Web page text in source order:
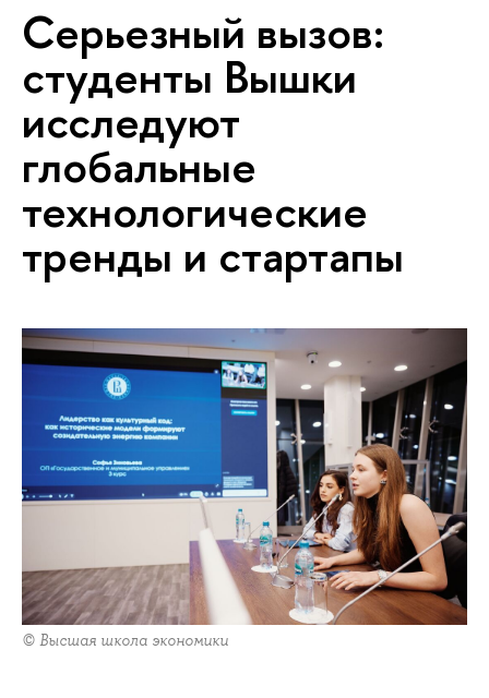
Серьезный вызов:
студенты Вышки
исследуют
глобальные
технологические
тренды и стартапы
© Высшая школа экономики